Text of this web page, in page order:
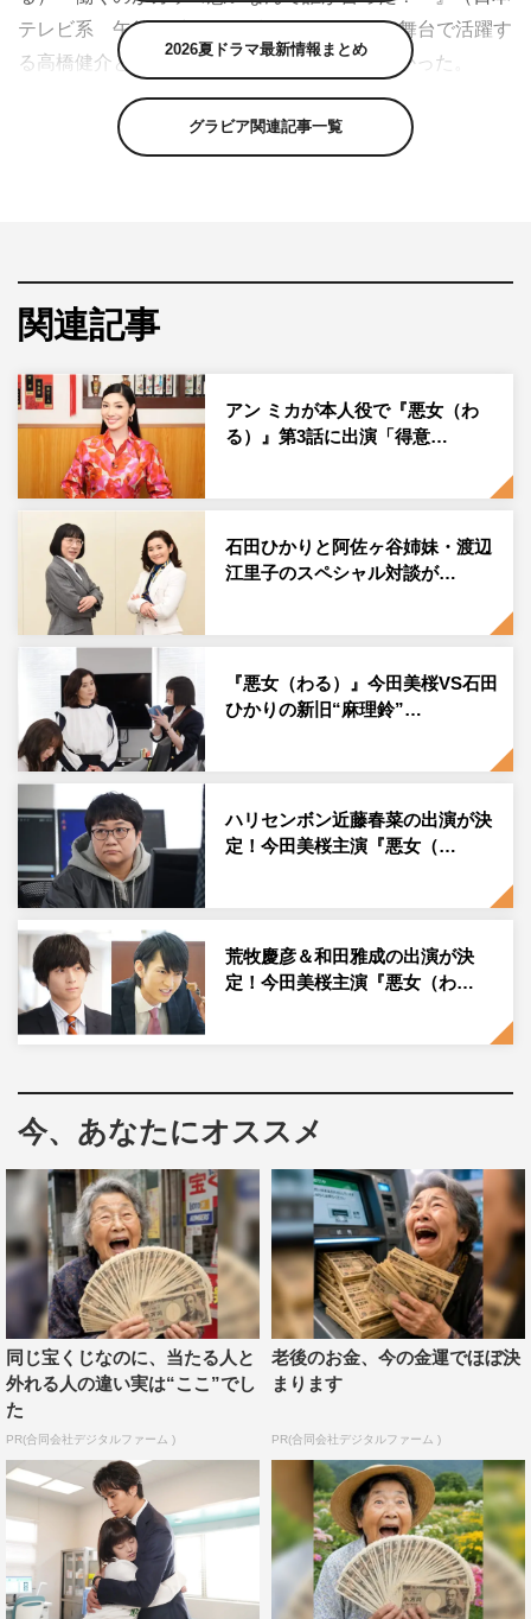
テレビ系 午後10時）の第3話に、2.5次元の舞台で活躍す
る高橋健介と赤澤遼太郎が出演することが分かった。
1992年に石田ひかり主演でドラマ化された、深見じゅん
原作の大人気少女コミック「悪女（わる）」を30年の時を
「あなた出世したくない？」という言葉をきっかけに、職
場の問題を解決しながら、会社の最下層から出世の階段を
駆け上がっていくラブ・ジョブ・エンターテインメント
だ。
高橋が演じるのは、巨大IT企業「オウミ」の社員で小野忠
（鈴木伸之）の同期となる恩田和久役。恩田はマーケティ
ング部の本体に所属し、第3話で麻理鈴が勤務することに
なるリサーチ部門（通称：おまけ）を少し上から見てい
る。赤澤が演じるのは、企画開発部の小野の部下・是政誠
役。小野の仕事のサポートを行い、彼の愚痴を聞くことも
多い役柄だ。社内政治が大好きな小野は、各部署に知り合
いがいて社内の情報収集をするのだが、小野の同期役とし
て第1話は荒牧慶彦、第2話は和田雅成と、2.5次元スター
が続々と出演し話題になった。高橋と赤澤が演じるサラリ
ーマンの本音のやりとりに注目だ。
高橋健介（恩田和久役）コメント
『悪女（わる）～働くのがカッコ悪いなんて誰が言った？～』に出演す
る高橋健介（左）
皆様初めまして高橋健介です。普段は舞台が多いのです
が、今回この作品に参加させて頂いたことを光栄に思いま
す。鈴木伸之さん演じる小野と同期の恩田なので、2人の
シーンがあるのですが、空き時間に私が鈴木さんに「全く
関係のない話なんですけど、、」と話し始めると「本当に
全く関係ない話だね」と仏の様な笑顔で聞いてくださいま
した。とても素敵なお方でした。そして『悪女（わる）』
を観ますと非常に前向きになれますので、是非観てもらっ
て、また1週間無理のない程度に諸々頑張って頂ければ幸
いです。
2026夏ドラマ最新情報まとめ
グラビア関連記事一覧
関連記事
アン ミカが本人役で『悪女（わ
る）』第3話に出演「得意…
石田ひかりと阿佐ヶ谷姉妹・渡辺
江里子のスペシャル対談が…
『悪女（わる）』今田美桜VS石田
ひかりの新旧“麻理鈴”…
ハリセンボン近藤春菜の出演が決
定！今田美桜主演『悪女（…
荒牧慶彦＆和田雅成の出演が決
定！今田美桜主演『悪女（わ…
今、あなたにオススメ
同じ宝くじなのに、当たる人と
外れる人の違い実は“ここ”でし
た
PR(合同会社デジタルファーム )
老後のお金、今の金運でほぼ決
まります
PR(合同会社デジタルファーム )